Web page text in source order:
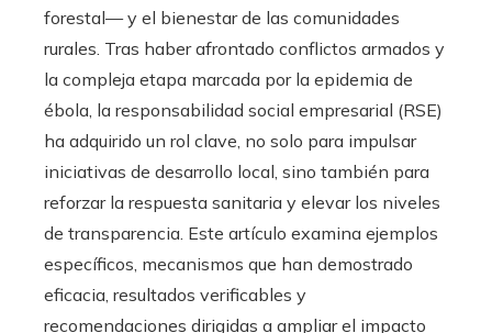
forestal— y el bienestar de las comunidades
rurales. Tras haber afrontado conflictos armados y
la compleja etapa marcada por la epidemia de
ébola, la responsabilidad social empresarial (RSE)
ha adquirido un rol clave, no solo para impulsar
iniciativas de desarrollo local, sino también para
reforzar la respuesta sanitaria y elevar los niveles
de transparencia. Este artículo examina ejemplos
específicos, mecanismos que han demostrado
eficacia, resultados verificables y
recomendaciones dirigidas a ampliar el impacto